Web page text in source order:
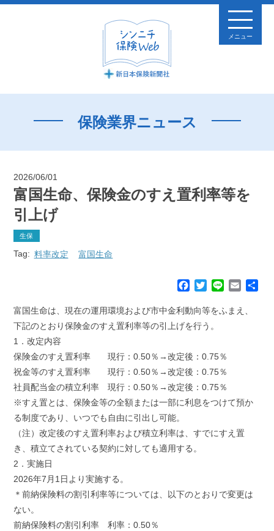
メニュー
保険業界ニュース
2026/06/01
富国生命、保険金のすえ置利率等を
引上げ
生保
Tag: 料率改定 富国生命
c
e
b
o
k
T
i
t
r
n
E
a
富国生命は、現在の運用環境および市中金利動向等をふまえ、
下記のとおり保険金のすえ置利率等の引上げを行う。
1．改定内容
保険金のすえ置利率 現行：0.50％→改定後：0.75％
祝金等のすえ置利率 現行：0.50％→改定後：0.75％
社員配当金の積立利率 現行：0.50％→改定後：0.75％
※すえ置とは、保険金等の全額または一部に利息をつけて預か
る制度であり、いつでも自由に引出し可能。
（注）改定後のすえ置利率および積立利率は、すでにすえ置
き、積立てされている契約に対しても適用する。
2．実施日
2026年7月1日より実施する。
＊前納保険料の割引利率等については、以下のとおりで変更は
ない。
前納保険料の割引利率 利率：0.50％